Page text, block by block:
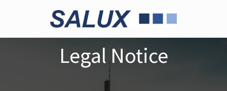
Legal Notice